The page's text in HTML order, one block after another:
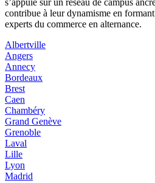
s’appuie sur un réseau de campus
contribue à leur dynamisme en
experts du commerce en alternance.
Albertville
Angers
Annecy
Bordeaux
Brest
Caen
Chambéry
Grand Genève
Grenoble
Laval
Lille
Lyon
Madrid